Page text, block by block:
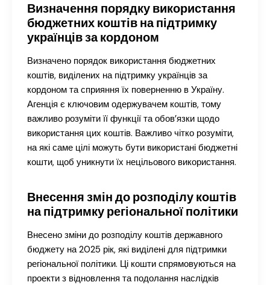
Визначення порядку використання
бюджетних коштів на підтримку
українців за кордоном
Визначено порядок використання бюджетних
коштів, виділених на підтримку українців за
кордоном та сприяння їх поверненню в Україну.
Агенція є ключовим одержувачем коштів, тому
важливо розуміти її функції та обов’язки щодо
використання цих коштів. Важливо чітко розуміти,
на які саме цілі можуть бути використані бюджетні
кошти, щоб уникнути їх нецільового використання.
Внесення змін до розподілу коштів
на підтримку регіональної політики
Внесено зміни до розподілу коштів державного
бюджету на 2025 рік, які виділені для підтримки
регіональної політики. Ці кошти спрямовуються на
проекти з відновлення та подолання наслідків